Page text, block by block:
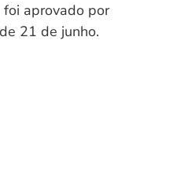
foi aprovado por
21 de junho.